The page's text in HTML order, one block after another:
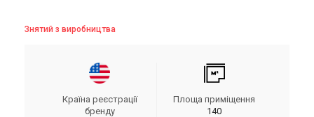
Знятий з виробництва
Країна реєстрації
бренду
Площа приміщення
140